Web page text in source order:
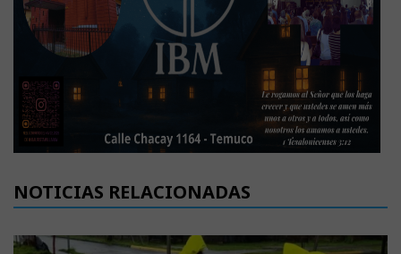
NOTICIAS RELACIONADAS